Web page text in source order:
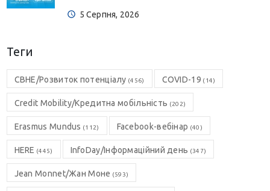
5 Серпня, 2026
Теги
CBHE/Розвиток потенціалу (456) COVID-19 (14)
Credit Mobility/Кредитна мобільність (202)
Erasmus Mundus (112) Facebook-вебінар (40)
HERE (445) InfoDay/Інформаційний день (347)
Jean Monnet/Жан Моне (593)